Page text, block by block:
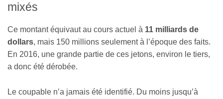
mixés
Ce montant équivaut au cours actuel à 11 milliards de
dollars, mais 150 millions seulement à l’époque des faits.
En 2016, une grande partie de ces jetons, environ le tiers,
a donc été dérobée.
Le coupable n’a jamais été identifié. Du moins jusqu’à